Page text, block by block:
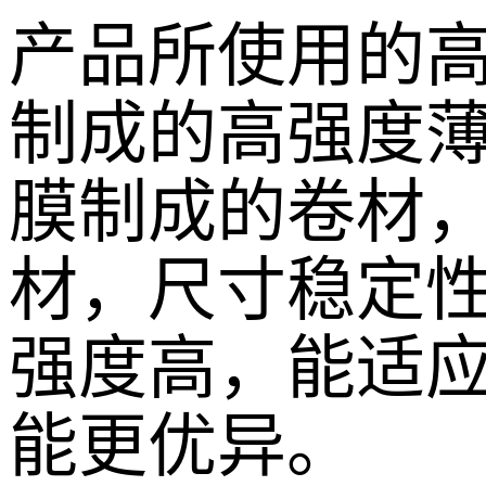
产品所使用的
制成的高强度
膜制成的卷材
材，尺寸稳定
强度高，能适
能更优异。